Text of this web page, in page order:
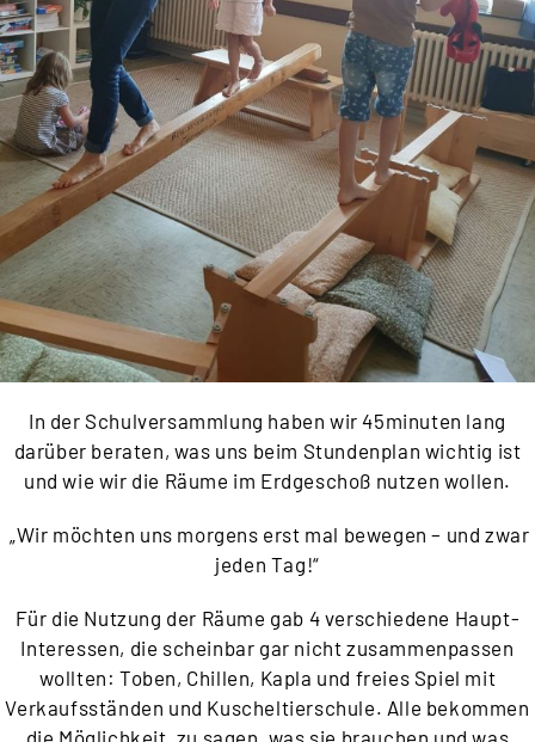
In der Schulversammlung haben wir 45minuten lang
darüber beraten, was uns beim Stundenplan wichtig ist
und wie wir die Räume im Erdgeschoß nutzen wollen.
„Wir möchten uns morgens erst mal bewegen – und zwar
jeden Tag!“
Für die Nutzung der Räume gab 4 verschiedene Haupt-
Interessen, die scheinbar gar nicht zusammenpassen
wollten: Toben, Chillen, Kapla und freies Spiel mit
Verkaufsständen und Kuscheltierschule. Alle bekommen